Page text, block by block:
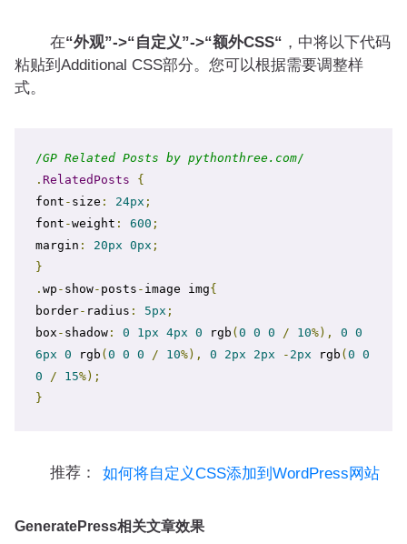
在“外观”->“自定义”->“额外CSS“ ，中将以下代码
粘贴到Additional CSS部分。您可以根据需要调整样
式。
/GP Related Posts by pythonthree.com/
. RelatedPosts
{
font - size : 24px ;
font -weight : 600 ;
margin : 20px 0px ;
}
. wp - show- posts - image img{
border- radius : 5px ;
box - shadow: 0 1px 4px 0 rgb ( 0 0 0 / 10%), 0 0
6px 0 rgb ( 0 0 0 / 10%), 0 2px 2px - 2px rgb ( 0 0
0
/ 15%);
}
推荐： 如何将自定义CSS添加到WordPress网站
GeneratePress相关文章效果